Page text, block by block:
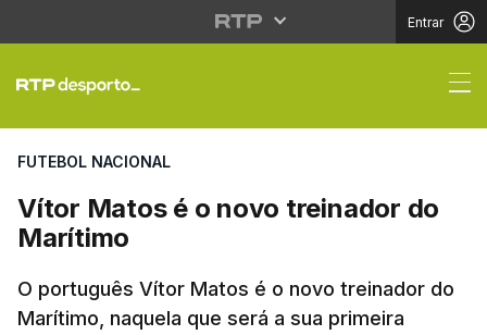
Entrar
Vítor Matos é o novo
FUTEBOL NACIONAL
Vítor Matos é o novo treinador do
Marítimo
O português Vítor Matos é o novo treinador do
Marítimo, naquela que será a sua primeira